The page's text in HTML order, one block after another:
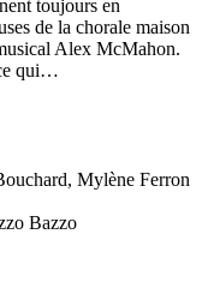
toujours en
de la chorale maison
Alex McMahon.
qui…
Mylène Ferron
Bazzo